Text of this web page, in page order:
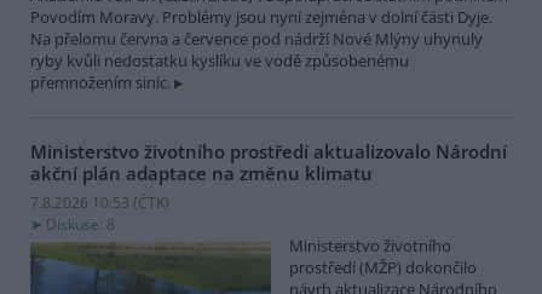
Povodím Moravy. Problémy jsou nyní zejména v dolní části Dyje.
Na přelomu června a července pod nádrží Nové Mlýny uhynuly
ryby kvůli nedostatku kyslíku ve vodě způsobenému
přemnožením sinic.
Ministerstvo životního prostředí aktualizovalo Národní
akční plán adaptace na změnu klimatu
7.8.2026 10:53 (ČTK)
Diskuse: 8
Ministerstvo životního
prostředí (MŽP) dokončilo
návrh aktualizace Národního